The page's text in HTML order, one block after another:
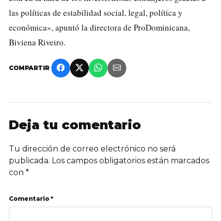
las políticas de estabilidad social, legal, política y
económica», apuntó la directora de ProDominicana,
Biviena Riveiro.
COMPARTIR
Deja tu comentario
Tu dirección de correo electrónico no será
publicada. Los campos obligatorios están marcados
con *
Comentario *